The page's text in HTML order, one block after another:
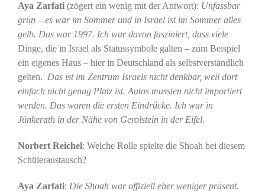
Aya Zarfati(zögert ein wenig mit der Antwort): Unfassbar
grün – es war im Sommer und in Israel ist im Sommer alles
gelb. Das war 1997. Ich war davon fasziniert, dass viele
Dinge, die in Israel als Statussymbole galten – zum Beispiel
ein eigenes Haus – hier in Deutschland als selbstverständlich
gelten. Das ist im Zentrum Israels nicht denkbar, weil dort
einfach nicht genug Platz ist. Autos mussten nicht importiert
werden. Das waren die ersten Eindrücke. Ich war in
Jünkerath in der Nähe von Gerolstein in der Eifel.
Norbert Reichel: Welche Rolle spielte die Shoah bei diesem
Schüleraustausch?
Aya Zarfati: Die Shoah war offiziell eher weniger präsent.